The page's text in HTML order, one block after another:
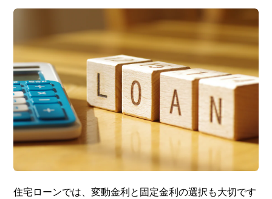
住宅ローンでは、変動金利と固定金利の選択も大切です